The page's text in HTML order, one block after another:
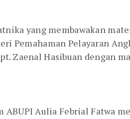
yang membawakan
Pemahaman Pelayaran
Zaenal Hasibuan dengan
Aulia Febrial Fatwa